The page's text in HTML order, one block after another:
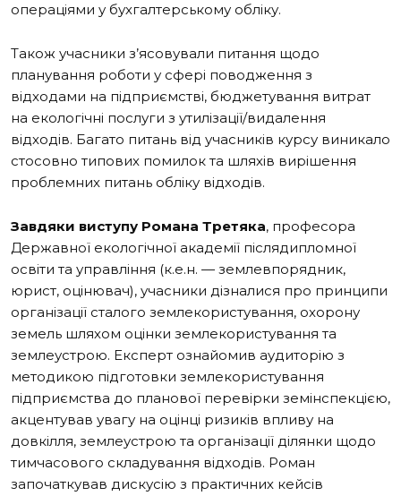
операціями у бухгалтерському обліку.
Також учасники з’ясовували питання щодо
планування роботи у сфері поводження з
відходами на підприємстві, бюджетування витрат
на екологічні послуги з утилізації/видалення
відходів. Багато питань від учасників курсу виникало
стосовно типових помилок та шляхів вирішення
проблемних питань обліку відходів.
Завдяки виступу Романа Третяка, професора
Державної екологічної академії післядипломної
освіти та управління (к.е.н. — землевпорядник,
юрист, оцінювач), учасники дізналися про принципи
організації сталого землекористування, охорону
земель шляхом оцінки землекористування та
землеустрою. Експерт ознайомив аудиторію з
методикою підготовки землекористування
підприємства до планової перевірки земінспекцією,
акцентував увагу на оцінці ризиків впливу на
довкілля, землеустрою та організації ділянки щодо
тимчасового складування відходів. Роман
започаткував дискусію з практичних кейсів